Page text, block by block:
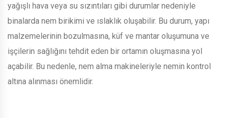
yağışlı hava veya su sızıntıları gibi durumlar nedeniyle
binalarda nem birikimi ve ıslaklık oluşabilir. Bu durum, yapı
malzemelerinin bozulmasına, küf ve mantar oluşumuna ve
işçilerin sağlığını tehdit eden bir ortamın oluşmasına yol
açabilir. Bu nedenle, nem alma makineleriyle nemin kontrol
altına alınması önemlidir.